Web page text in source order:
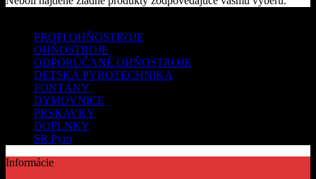
PROFI OHŇOSTROJE
OHŇOSTROJE
ODPORÚČANÉ OHŇOSTROJE
DETSKÁ PYROTECHNIKA
FONTÁNY
DYMOVNICE
PRSKAVKY
DOPLNKY
SR Pyro
Informácie